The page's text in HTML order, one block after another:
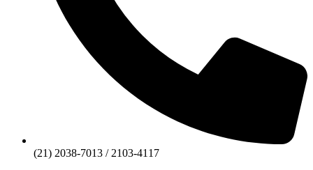
(21) 2038-7013 / 2103-4117